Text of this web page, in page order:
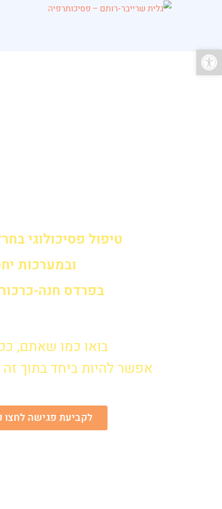
טיפול פסיכולוגי
ובמערכות
בפרדס חנה-כרכור
בואו כמו שאתם,
אפשר להיות ביחד בתוך זה
לקביעת פגישה לחצו
פתח סרגל נגישות